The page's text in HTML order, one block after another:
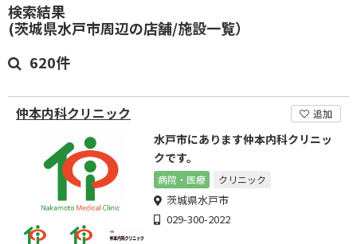
検索結果
(茨城県水戸市周辺の店舗/施設一覧）
620件
仲本内科クリニック 追加
水戸市にあります仲本内科クリニッ
クです。
病院・医療 クリニック
茨城県水戸市
029-300-2022